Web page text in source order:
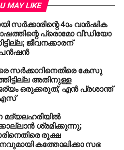
MAY LIKE
സര്‍ക്കാരിന്റെ 4ാം വാര്‍ഷിക
പ്രൊമോ വീഡിയോ
ജീവനക്കാരന്
സര്‍ക്കാറിനെതിരെ കേസു
അതിനുള്ള
ഒരുക്കരുത്; എന്‍ പ്രശാന്ത്
മദ്യലഹരിയില്‍
ശ്രമിക്കുന്നു;
രൂക്ഷ
കത്തോലിക്കാ സഭ